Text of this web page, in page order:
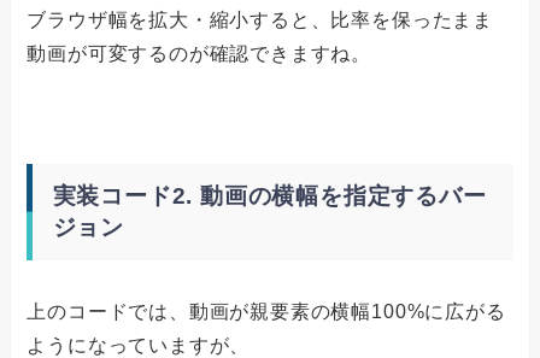
ブラウザ幅を拡大・縮小すると、比率を保ったまま
動画が可変するのが確認できますね。
実装コード2. 動画の横幅を指定するバー
ジョン
上のコードでは、動画が親要素の横幅100%に広がる
ようになっていますが、